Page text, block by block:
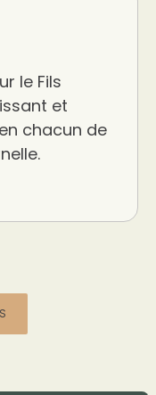
le Fils
et
chacun de